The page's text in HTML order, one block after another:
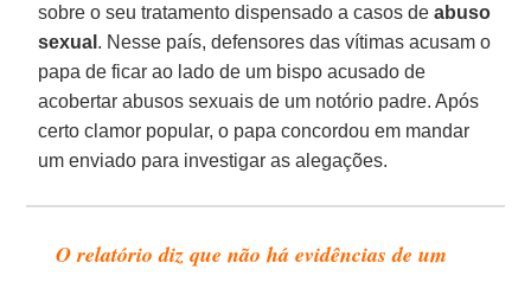
sobre o seu tratamento dispensado a casos deabuso
sexual . Nesse país, defensores das vítimas acusam o
papa de ficar ao lado de um bispo acusado de
acobertar abusos sexuais de um notório padre. Após
certo clamor popular, o papa concordou em mandar
um enviado para investigar as alegações.
O relatório diz que não há evidências de um